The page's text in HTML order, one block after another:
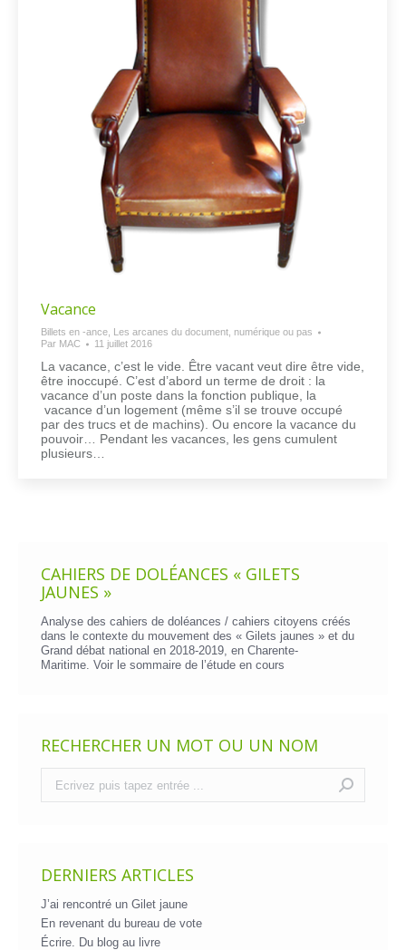
Vacance
Billets en -ance Les arcanes du document, numérique ou pas
Par MAC 11 juillet 2016
La vacance, c’est le vide. Être vacant veut dire être vide,
être inoccupé. C’est d’abord un terme de droit : la
vacance d’un poste dans la fonction publique, la
vacance d’un logement (même s’il se trouve occupé
par des trucs et de machins). Ou encore la vacance du
pouvoir… Pendant les vacances, les gens cumulent
plusieurs…
CAHIERS DE DOLÉANCES « GILETS
JAUNES »
Analyse des cahiers de doléances / cahiers citoyens créés
dans le contexte du mouvement des « Gilets jaunes » et du
Grand débat national en 2018-2019, en Charente-
Maritime. Voir le sommaire de l’étude en cours
RECHERCHER UN MOT OU UN NOM
DERNIERS ARTICLES
J’ai rencontré un Gilet jaune
En revenant du bureau de vote
Écrire. Du blog au livre